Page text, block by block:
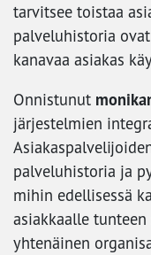
tarvitsee toistaa
palveluhistoria
kanavaa asiakas
Onnistunut
järjestelmien
palveluhistoria ja
mihin edellisessä
asiakkaalle
yhtenäinen